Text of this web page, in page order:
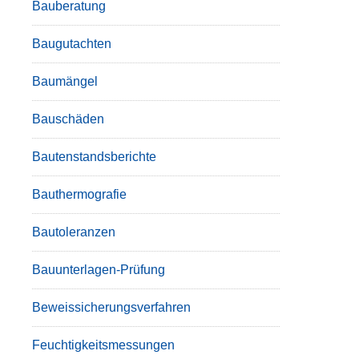
Bauberatung
Baugutachten
Baumängel
Bauschäden
Bautenstandsberichte
Bauthermografie
Bautoleranzen
Bauunterlagen-Prüfung
Beweissicherungsverfahren
Feuchtigkeitsmessungen